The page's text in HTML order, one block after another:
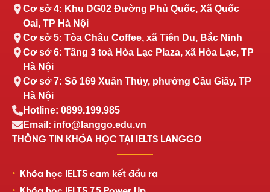
Cơ sở 4: Khu DG02 Đường Phủ Quốc, Xã Quốc
Oai, TP Hà Nội
Cơ sở 5: Tòa Châu Coffee, xã Tiên Du, Bắc Ninh
Cơ sở 6: Tầng 3 toà Hòa Lạc Plaza, xã Hòa Lạc, TP
Hà Nội
Cơ sở 7: Số 169 Xuân Thủy, phường Cầu Giấy, TP
Hà Nội
Hotline: 0899.199.985
Email: info@langgo.edu.vn
THÔNG TIN KHÓA HỌC TẠI IELTS LANGGO
Khóa học IELTS cam kết đầu ra